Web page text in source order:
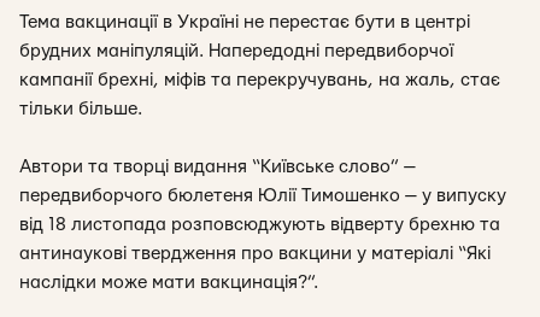
Тема вакцинації в Україні не перестає бути в центрі
брудних маніпуляцій. Напередодні передвиборчої
кампанії брехні, міфів та перекручувань, на жаль, стає
тільки більше.
Автори та творці видання “Київське слово” —
передвиборчого бюлетеня Юлії Тимошенко — у випуску
від 18 листопада розповсюджують відверту брехню та
антинаукові твердження про вакцини у матеріалі “Які
наслідки може мати вакцинація?”.